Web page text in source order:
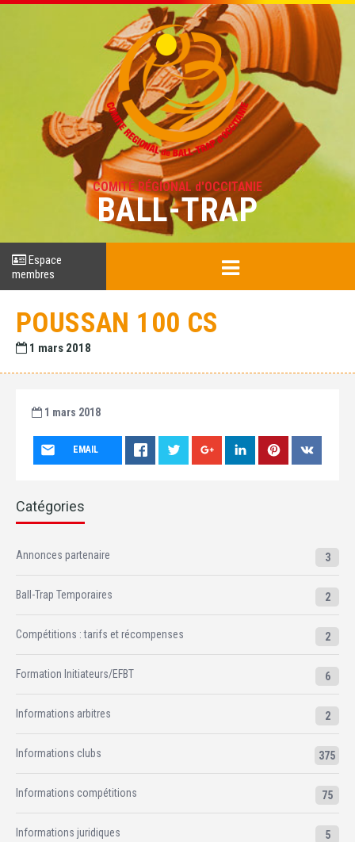
COMITÉ RÉGIONAL d'OCCITANIE
BALL-TRAP
Espace
membres
POUSSAN 100 CS
1 mars 2018
1 mars 2018
EMAIL
Catégories
Annonces partenaire 3
Ball-Trap Temporaires 2
Compétitions : tarifs et récompenses 2
Formation Initiateurs/EFBT 6
Informations arbitres 2
Informations clubs 375
Informations compétitions 75
Informations juridiques 5